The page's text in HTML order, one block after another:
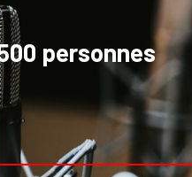
personnes